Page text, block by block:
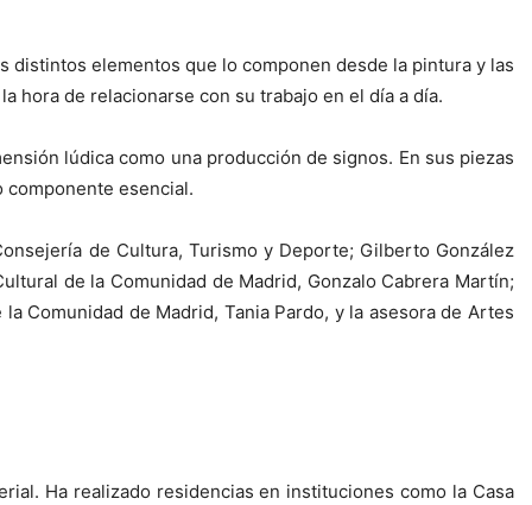
distintos elementos que lo componen desde la pintura y las
hora de relacionarse con su trabajo en el día a día.
lúdica como una producción de signos. En sus piezas
esencial.
de Cultura, Turismo y Deporte; Gilberto González
de la Comunidad de Madrid, Gonzalo Cabrera Martín;
Comunidad de Madrid, Tania Pardo, y la asesora de Artes
Ha realizado residencias en instituciones como la Casa